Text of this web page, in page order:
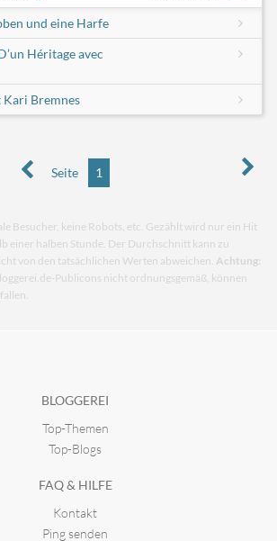
und eine Harfe
Héritage avec
Bremnes
Seite 1
Besucher, keine Robots, etc. Gezählt wird nur ein Hit
einer halben Stunde. Der Durchschnitt kann zu
von den tatsächlichen Werten abweichen. Achtung:
Publicons nicht ordnungsgemäß, können
BLOGGEREI
Top-Themen
Top-Blogs
FAQ & HILFE
Kontakt
Ping senden